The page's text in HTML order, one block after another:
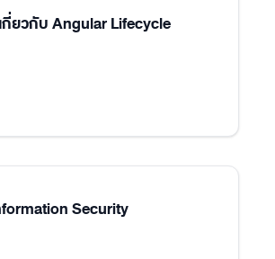
กี่ยวกับ Angular Lifecycle
Security